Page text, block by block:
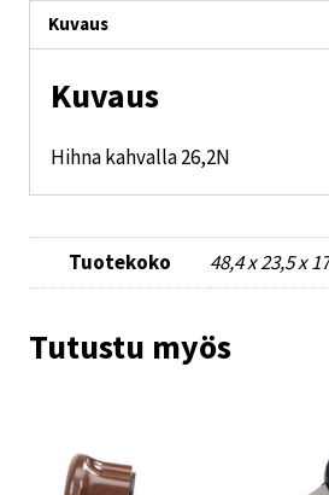
Kuvaus
Kuvaus
Hihna kahvalla 26,2N
Tuotekoko 48,4 x 23,5 x
Tutustu myös